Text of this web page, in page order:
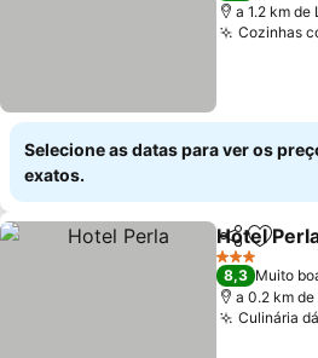
a 1.2 km de
Cozinhas
Selecione as datas para ver os
exatos.
Partilhar
Hotel
3 Estrelas
8,3 Muito
a 0.2 km de
Culinária